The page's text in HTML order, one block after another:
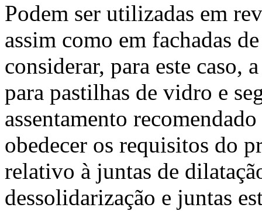
Podem ser utilizadas em
assim como em fachadas
considerar, para este caso,
para pastilhas de vidro e
assentamento
obedecer os requisitos do
relativo à juntas de
dessolidarização e juntas